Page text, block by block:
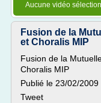
Aucune vidéo
Fusion de la
et Choralis MIP
Fusion de la
Choralis MIP
Publié le 23/02/2009
Tweet